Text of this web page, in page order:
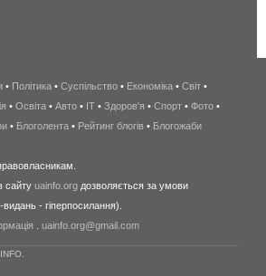
беспроводной
интернет
киев
wimax
в
• Політика • Суспільство • Економіка • Світ •
• Освіта • Авто • IT • Здоров'я • Спорт • Фото •
• Блоголента • Рейтинг блогів • Блогожаби
сайту uainfo.org дозволяється за умови
- гіперпосилання).
uainfo.org@gmail.com